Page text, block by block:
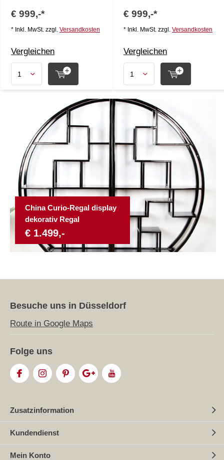
€ 999,-*
* Inkl. MwSt. zzgl. Versandkosten
Vergleichen
€ 999,-*
* Inkl. MwSt. zzgl. Versandkosten
Vergleichen
China Curio-Regal display
dekorativ Regal
€ 1.499,-
Besuche uns in Düsseldorf
Route in Google Maps
Folge uns
Zusatzinformation
Kundendienst
Mein Konto